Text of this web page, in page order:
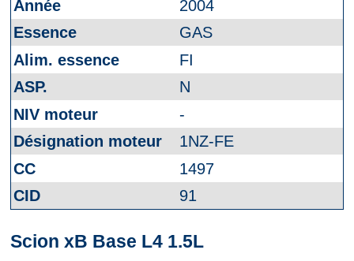
2004
GAS
FI
N
-
1NZ-FE
1497
91
Scion xB Base L4 1.5L